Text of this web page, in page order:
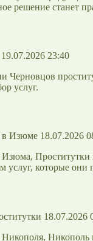
решение станет
23:40
Черновцов
услуг.
Изюме 18.07.2026
Изюма,
услуг, которые они
18.07.2026
Никополь